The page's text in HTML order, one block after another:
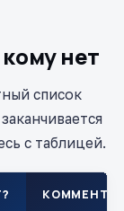
нет
список
с таблицей.